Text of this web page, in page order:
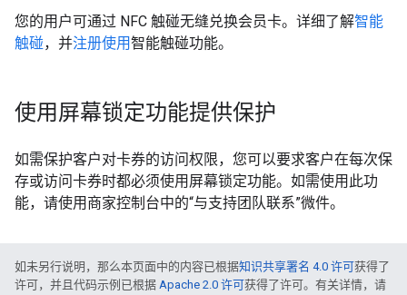
您的用户可通过 NFC 触碰无缝兑换会员卡。详细了解智能
触碰，并注册使用智能触碰功能。
使用屏幕锁定功能提供保护
如需保护客户对卡券的访问权限，您可以要求客户在每次保
存或访问卡券时都必须使用屏幕锁定功能。如需使用此功
能，请使用商家控制台中的“与支持团队联系”微件。
如未另行说明，那么本页面中的内容已根据知识共享署名 4.0 许可获得了
许可，并且代码示例已根据 Apache 2.0 许可获得了许可。有关详情，请